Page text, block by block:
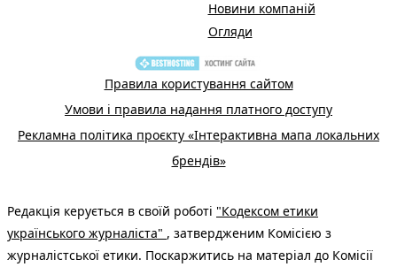
Новини компаній
Огляди
Правила користування сайтом
Умови і правила надання платного доступу
Рекламна політика проєкту «Інтерактивна мапа локальних
брендів»
Редакція керується в своїй роботі "Кодексом етики
українського журналіста" , затвердженим Комісією з
журналістської етики. Поскаржитись на матеріал до Комісії